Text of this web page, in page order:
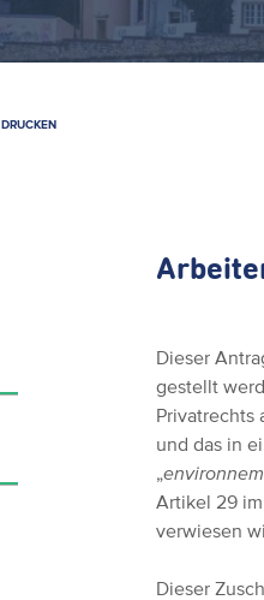
DRUCKEN
Dieser
gestellt
Privatrechts
und das in
„
Artikel 29
verwiesen
Dieser